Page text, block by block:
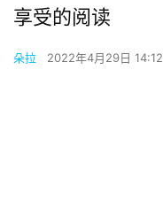
享受的阅读
朵拉 2022年4月29日 14:12